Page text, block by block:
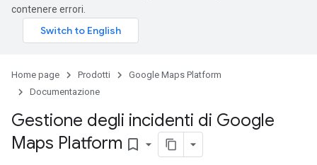
contenere errori.
Home page Prodotti
Google Maps Platform
Documentazione
Gestione degli incidenti di Google
Maps Platform bookmark_border